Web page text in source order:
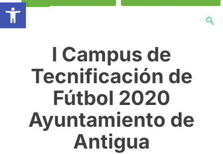
I Campus de
Tecnificación de
Fútbol 2020
Ayuntamiento de
Antigua
Abrir barra de herramientas